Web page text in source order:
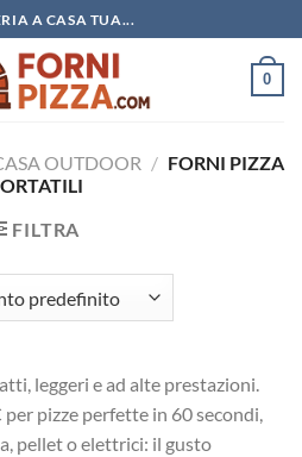
A CASA TUA...
0
OUTDOOR / FORNI PIZZA
FILTRA
leggeri e ad alte prestazioni.
per pizze perfette in 60 secondi,
pellet o elettrici: il gusto